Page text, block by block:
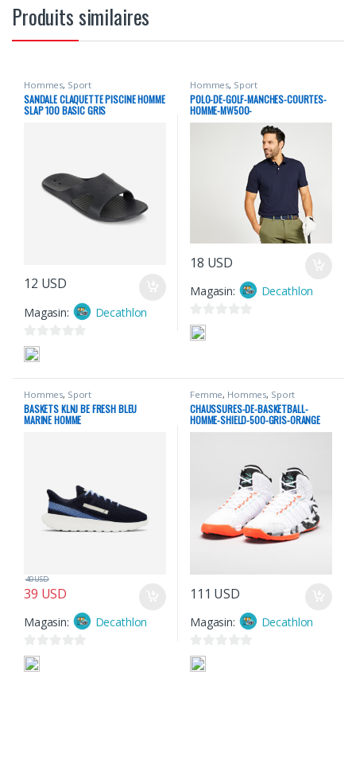
Produits similaires
Hommes, Sport
SANDALE CLAQUETTE PISCINE HOMME
SLAP 100 BASIC GRIS
12 USD
Magasin: Decathlon
0
s
r
5
Hommes, Sport
POLO-DE-GOLF-MANCHES-COURTES-
HOMME-MW500-
18 USD
Magasin: Decathlon
0
s
5
Hommes, Sport
BASKETS KLNJ BE FRESH BLEU
MARINE HOMME
39 USD
40USD
Magasin: Decathlon
0
s
Femme, Hommes, Sport
CHAUSSURES-DE-BASKETBALL-
HOMME-SHIELD-500-GRIS-ORANGE
111 USD
Magasin: Decathlon
0
s